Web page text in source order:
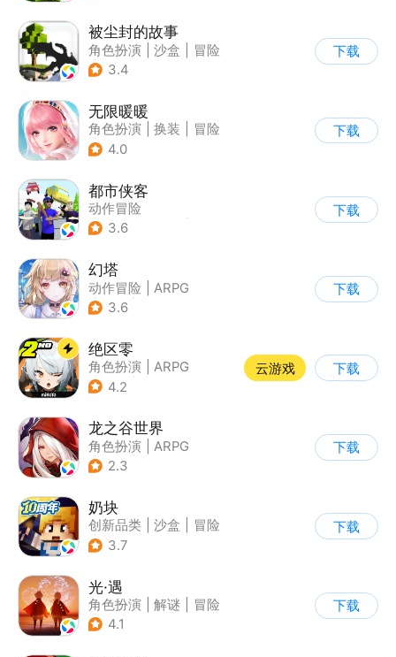
被尘封的故事
角色扮演 沙盒
冒险
| 开放世界
3.4
下载
无限暖暖
角色扮演 换装
冒险
| 开放世界
4.0
下载
都市侠客
动作冒险
| 第一人称射击
3.6
下载
幻塔
动作冒险
ARPG
| 奇幻
3.6
下载
绝区零
角色扮演
ARPG
| 冒险
4.2
云游戏 下载
龙之谷世界
角色扮演
ARPG
| 奇幻
2.3
下载
奶块
创新品类 沙盒
冒险
| 开放世界
3.7
下载
光·遇
角色扮演 解谜
冒险
| 开放世界
4.1
下载